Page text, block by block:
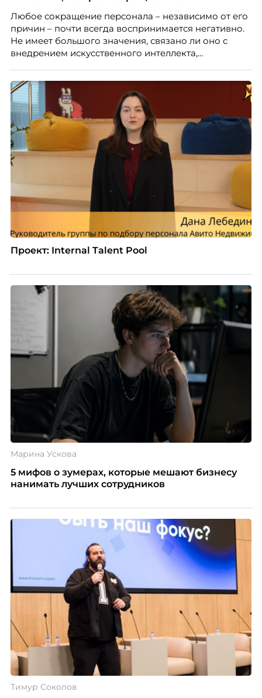
People Analytics, приглашённый лектор НИУ ВШЭ и
МИФИ, автор книги «Дао женской карьеры».
Любое сокращение персонала – независимо от его
причин – почти всегда воспринимается негативно.
Не имеет большого значения, связано ли оно с
внедрением искусственного интеллекта,
структуры компании. Для сотрудников сокращения
означают потерю стабильности, а для внешнего
рынка становятся сигналом о возможных
проблемах организации. В результате увольнения
нередко превращаются в фактор, который
негативно влияет HR-бренд работодателя.
Проект: Internal Talent Pool
Марина Ускова
5 мифов о зумерах, которые мешают бизнесу
нанимать лучших сотрудников
Тимур Соколов